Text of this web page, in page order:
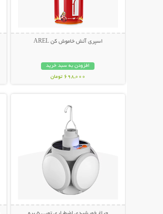
اسپری آتش خاموش کن AREL
افزودن به سبد خرید
698,000 تومان